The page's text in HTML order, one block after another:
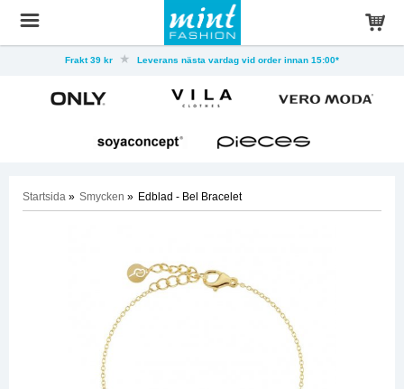
Frakt 39 kr Leverans nästa vardag vid order innan 15:00*
Startsida » Smycken » Edblad - Bel Bracelet